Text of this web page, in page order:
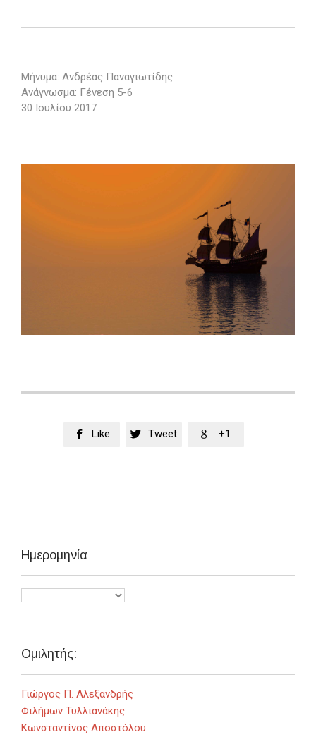
Μήνυμα: Ανδρέας Παναγιωτίδης
Ανάγνωσμα: Γένεση 5-6
30 Ιουλίου 2017
 Like  Tweet  +1
Ημερομηνία
Ομιλητής:
Γιώργος Π. Αλεξανδρής
Φιλήμων Τυλλιανάκης
Κωνσταντίνος Αποστόλου